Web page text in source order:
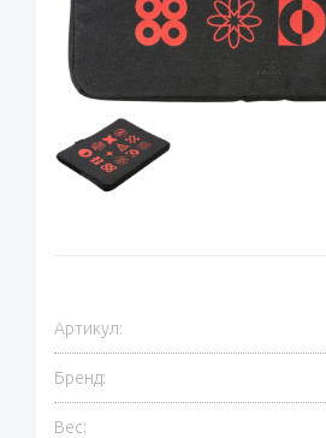
Артикул:
Бренд:
Вес: